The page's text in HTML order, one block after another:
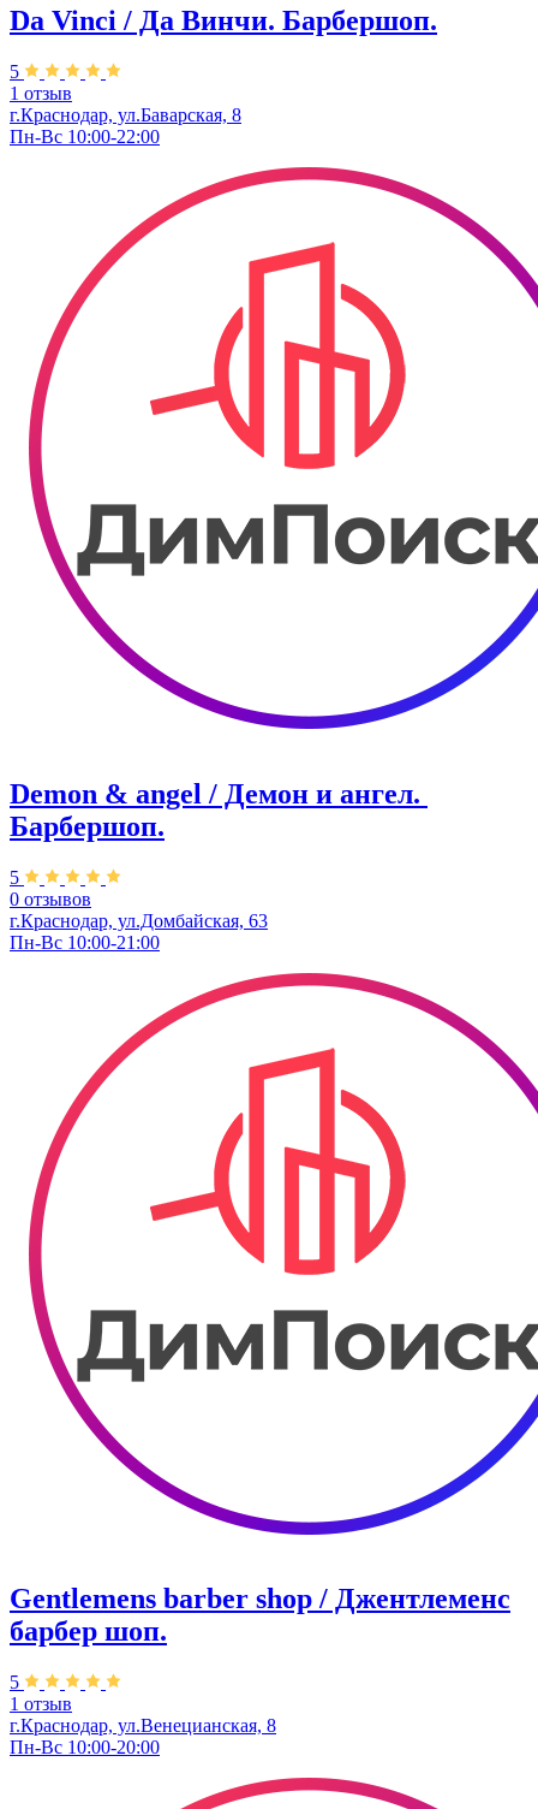
Da Vinci / Да Винчи. Барбершоп.
5
1 отзыв
г.Краснодар, ул.​Баварская, 8
Пн-Вс 10:00-22:00
Demon & angel / Демон и ангел. ​
Барбершоп.
5
0 отзывов
г.Краснодар, ул.​Домбайская, 63
Пн-Вс 10:00-21:00
Gentlemens barber shop / Джентлеменс
барбер шоп.
5
1 отзыв
г.Краснодар, ул.Венецианская, 8
Пн-Вс 10:00-20:00